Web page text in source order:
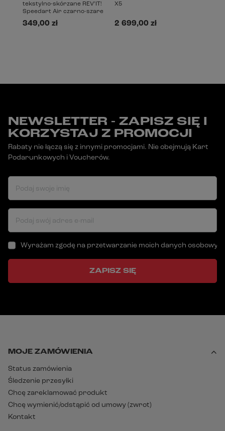
tekstylno-skórzane REV’IT!
Speedart Air czarno-szare
349,00 zł
X5
2 699,00 zł
NEWSLETTER - ZAPISZ SIĘ I
KORZYSTAJ Z PROMOCJI
Rabaty nie łączą się z innymi promocjami. Nie obejmują Kart
Podarunkowych i Voucherów.
Podaj swoje imię
Podaj swój adres e-mail
Wyrażam zgodę na przetwarzanie moich danych
ZAPISZ SIĘ
MOJE ZAMÓWIENIA
Status zamówienia
Śledzenie przesyłki
Chcę zareklamować produkt
Chcę wymienić/odstąpić od umowy (zwrot)
Kontakt